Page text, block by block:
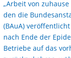
„Arbeit von
den die
(BAuA)
nach Ende der
Betriebe auf das